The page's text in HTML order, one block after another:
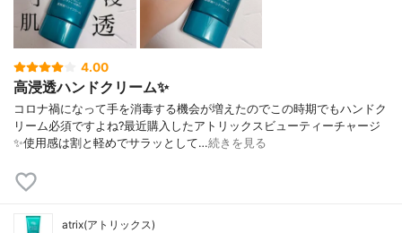
4.00
高浸透ハンドクリーム✨
コロナ禍になって手を消毒する機会が増えたのでこの時期でもハンドク
リーム必須ですよね?最近購入したアトリックスビューティーチャージ
✨使用感は割と軽めでサラッとして…続きを見る
atrix(アトリックス)